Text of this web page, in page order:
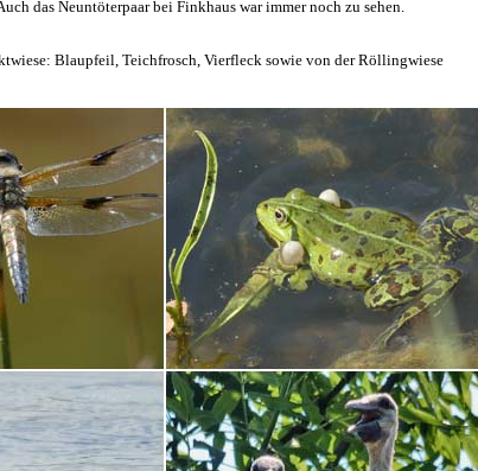
das Neuntöterpaar bei Finkhaus war immer noch zu sehen.
Blaupfeil, Teichfrosch, Vierfleck sowie von der Röllingwiese